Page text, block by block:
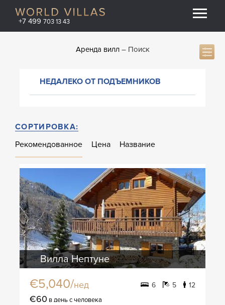
+7 499 703 13 43
Аренда вилл Поиск
НЕДАЛЕКО ОТ ПОДЪЕМНИКОВ
СОРТИРОВКА:
Рекомендованное
Цена Название
Вилла Нептуне
€5,040/нед 6 5 12
€60 в день с человека